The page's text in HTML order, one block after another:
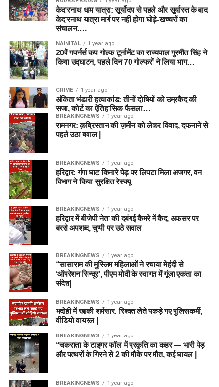
केदारनाथ धाम यात्रा: सूर्योदय से पहले और सूर्यास्त के बाद
केदारनाथ यात्रा मार्ग पर नहीं होगा घोड़े-खच्चरों का
संचालन….
NAINITAL 1 year ago
20वें गवर्नर्स कप गोल्फ टूर्नामेंट का राज्यपाल गुरमीत सिंह ने
किया उद्घाटन, पहले दिन 70 गोल्फरों ने लिया भाग…
CRIME 1 year ago
अंकिता भंडारी हत्याकांड: तीनों दोषियों को उम्रकैद की
सजा, कोर्ट का ऐतिहासिक फैसला…
BREAKINGNEWS 1 year ago
रामनगर: क़ब्रिस्तान की ज़मीन को लेकर विवाद, दफनाने से
पहले उठा बवाल |
BREAKINGNEWS 1 year ago
हरिद्वार: गंगा घाट किनारे पेड़ पर लिपटा मिला अजगर, वन
विभाग ने किया सुरक्षित रेस्क्यू
BREAKINGNEWS 1 year ago
हरिद्वार में बीजेपी नेता की दबंगई कैमरे में कैद, अफसर पर
बरसे अपशब्द, चुप्पी पर उठे सवाल
BREAKINGNEWS 1 year ago
“सासाराम की मुस्लिम महिलाओं ने रचाया मेहंदी से
‘ऑपरेशन सिन्दूर’, पीएम मोदी के स्वागत में गूंजा एकता का
संदेश|
BREAKINGNEWS 1 year ago
भदोही में खाकी शर्मसार: रिश्वत लेते पकड़े गए पुलिसकर्मी,
वीडियो वायरल |
BREAKINGNEWS 1 year ago
“चकराता के टाइगर फॉल में प्रकृति का कहर — भारी पेड़
और पत्थरों के गिरने से 2 की मौके पर मौत, कई घायल |
BREAKINGNEWS 1 year ago